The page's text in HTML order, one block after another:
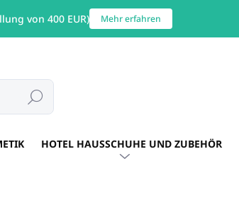
von 400 EUR) Mehr erfahren
Suchen
HOTEL HAUSSCHUHE UND ZUBEHÖR